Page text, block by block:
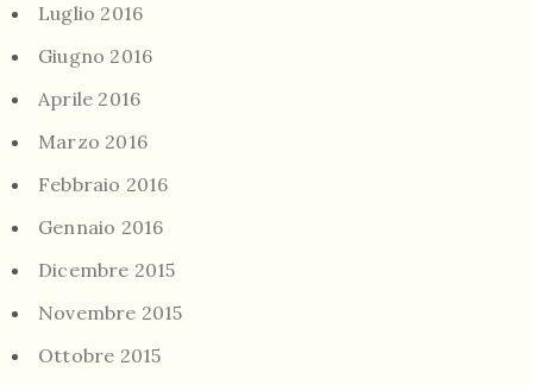
Luglio 2016
Giugno 2016
Aprile 2016
Marzo 2016
Febbraio 2016
Gennaio 2016
Dicembre 2015
Novembre 2015
Ottobre 2015